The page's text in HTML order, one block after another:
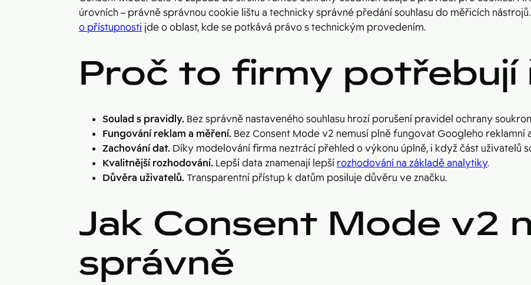
úrovních – právně správnou cookie lištu a technicky správné předání souhlasu do měřicích
o přístupnosti jde o oblast, kde se potkává právo s technickým provedením.
Proč to firmy potřebují
Soulad s pravidly. Bez správně nastaveného souhlasu hrozí porušení pravidel ochrany
Fungování reklam a měření. Bez Consent Mode v2 nemusí plně fungovat Googleho reklamní
Zachování dat. Díky modelování firma neztrácí přehled o výkonu úplně, i když část uživatelů
Kvalitnější rozhodování. Lepší data znamenají lepší rozhodování na základě analytiky.
Důvěra uživatelů.Transparentní přístup k datům posiluje důvěru ve značku.
Jak Consent Mode v2
správně